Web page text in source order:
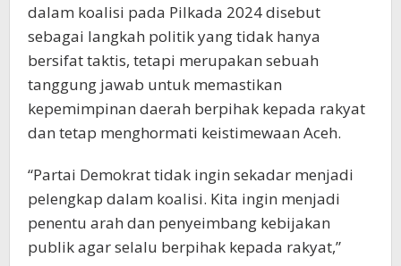
dalam koalisi pada Pilkada 2024 disebut
sebagai langkah politik yang tidak hanya
bersifat taktis, tetapi merupakan sebuah
tanggung jawab untuk memastikan
kepemimpinan daerah berpihak kepada rakyat
dan tetap menghormati keistimewaan Aceh.
“Partai Demokrat tidak ingin sekadar menjadi
pelengkap dalam koalisi. Kita ingin menjadi
penentu arah dan penyeimbang kebijakan
publik agar selalu berpihak kepada rakyat,”